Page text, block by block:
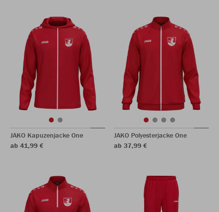
JAKO Kapuzenjacke One
ab 41,99 €
JAKO Polyesterjacke One
ab 37,99 €